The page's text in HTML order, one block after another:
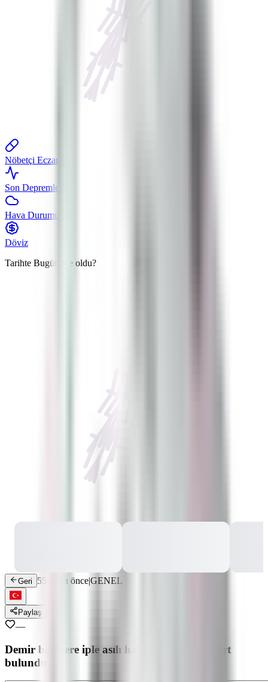
Nöbetçi Eczane
Son Depremler
Hava Durumu
Döviz
Tarihte Bugün
Ne oldu?
Geri 556 gün önce|GENEL
Paylaş
—
Demir bariyere iple asılı halde telef olmuş kurt
bulundu